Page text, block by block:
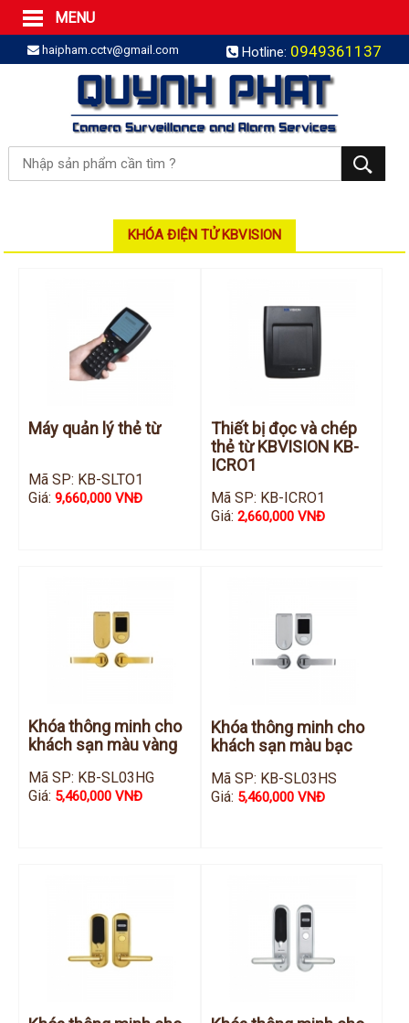
MENU
Trang Chủ
Sản phẩm
SẢN PHẨM TRỌN GÓI
LẮP BÁO TRỘM TRỌN GÓI
LẮP CAMERA TRỌN GÓI
Camera IP
Camera IP KBVISION
Camera IP HIKVISION
Camera IP Visionhitech
Đầu ghi IP | NVR
Đầu ghi IP HIKVISION
Đầu ghi IP Dahua
Camera Visionhitech
Camera KBVISION
Đầu ghi Analog
Đầu ghi HIKVISION
Thiết bị chống trộm
Thiết bị chống trộm Paradox
haipham.cctv@gmail.com Hotline: 0949361137
KHÓA ĐIỆN TỬ KBVISION
Máy quản lý thẻ từ
Mã SP: KB-SLTO1
Giá:9,660,000 VNĐ
Thiết bị đọc và chép
thẻ từ KBVISION KB-
ICRO1
Mã SP: KB-ICRO1
Giá: 2,660,000 VNĐ
Khóa thông minh cho
khách sạn màu vàng
Mã SP: KB-SL03HG
Giá: 5,460,000 VNĐ
Khóa thông minh cho
khách sạn màu bạc
Mã SP: KB-SL03HS
Giá: 5,460,000 VNĐ